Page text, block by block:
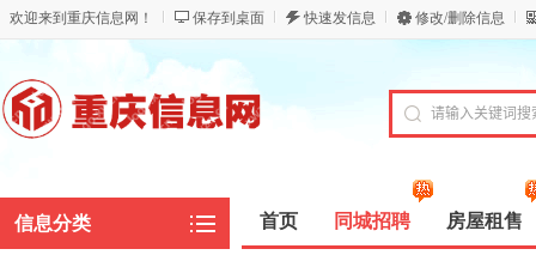
欢迎来到重庆信息网！ 保存到桌面 快速发信息 修改/删除信息
信息分类 首页 同城招聘 房屋租售